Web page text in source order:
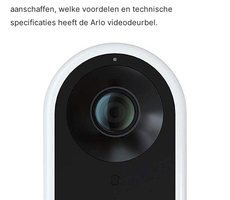
aanschaffen, welke voordelen en technische
specificaties heeft de Arlo videodeurbel.